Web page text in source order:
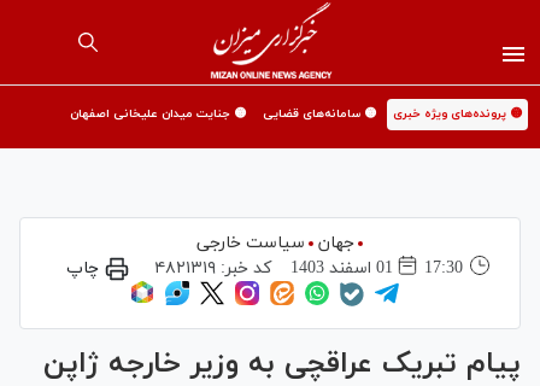
🟡 پرونده‌های ویژه خبری 🟡 سامانه‌های قضایی 🟡 جنایت میدان علیخانی اصفهان
جهان
سیاست خارجی
17:30
01 اسفند 1403 کد خبر:۴۸۲۱۳۱۹ چاپ
پیام تبریک عراقچی به وزیر خارجه ژاپن